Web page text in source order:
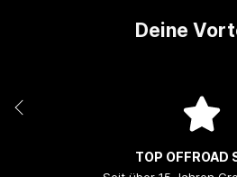
Deine
TOP OFFROAD